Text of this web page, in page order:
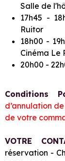
Salle de
17h45 -
Ruitor
18h00 -
Cinéma Le
20h00 -
Conditions
d’annulation
de votre
VOTRE
réservation -